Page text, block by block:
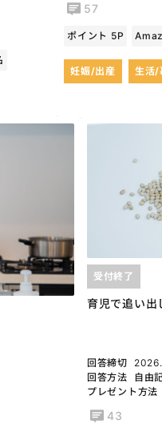
57
ポイント 5P
妊娠/出産 生活/
育児で追い出
受付終了
回答締切
回答方法
自由
プレゼント方法
43